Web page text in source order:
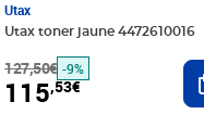
Utax
Utax toner jaune 4472610016
127,50€ -9%
115,53€